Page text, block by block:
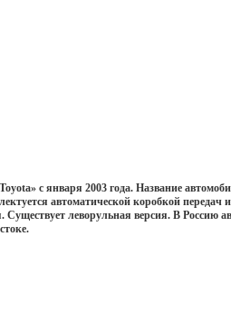
с января 2003 года. Название
автоматической коробкой передач
леворульная версия. В Россию